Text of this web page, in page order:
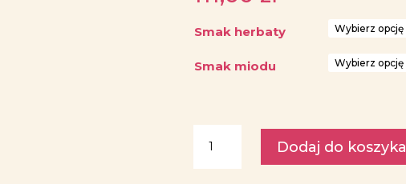
Smak herbaty
Smak miodu
Zestaw
prezentowy
Dodaj do koszyka